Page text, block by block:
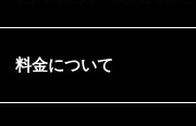
料金について